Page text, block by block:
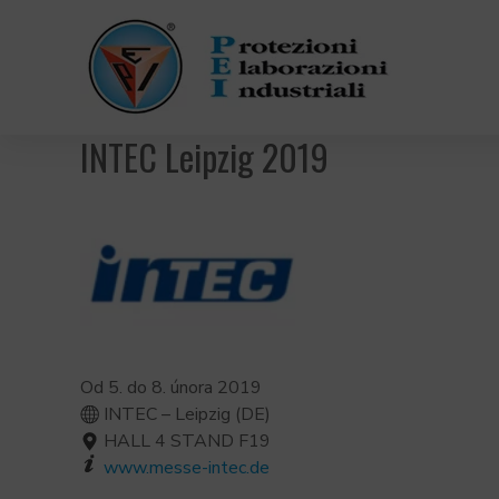
INTEC Leipzig 2019
Od 5. do 8. února 2019
INTEC – Leipzig (DE)
HALL 4 STAND F19
www.messe-intec.de